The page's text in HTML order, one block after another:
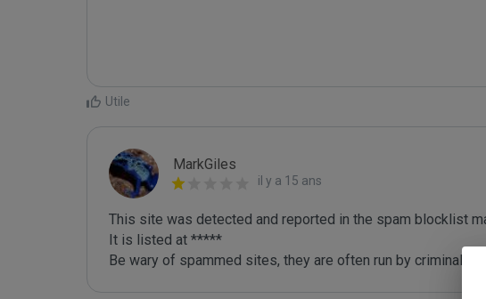
Utile
MarkGiles
il y a 15 ans
This site was detected and reported in the spam blocklist
It is listed at *****
Be wary of spammed sites, they are often run by criminals